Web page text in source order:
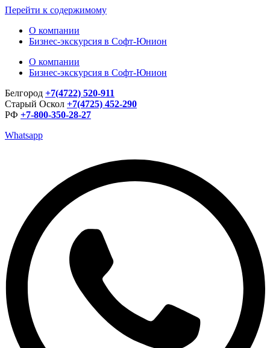
Перейти к содержимому
О компании
Бизнес-экскурсия в Софт-Юнион
О компании
Бизнес-экскурсия в Софт-Юнион
Белгород +7(4722) 520-911
Старый Оскол +7(4725) 452-290
РФ +7-800-350-28-27
Whatsapp